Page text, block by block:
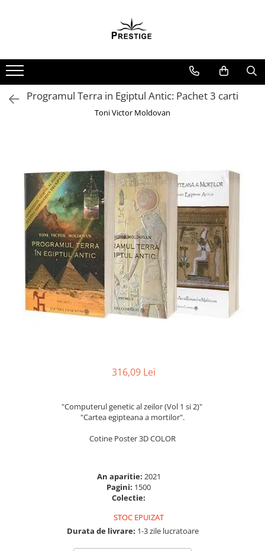
Noutati
Promotii
Pachete Speciale Carti
Spiritualitate - Ezoterism
Chiromantie
Dezvoltare Spirituala
KidConnection
Minte Corp
New Illuminati Files
Numerologie
Paranormal
Parapsihologie
ScienceConnection
Programul Terra in Egiptul Antic: Pachet 3 carti
Toni Victor Moldovan
316,09 Lei
"Computerul genetic al zeilor (Vol 1 si 2)"
"Cartea egipteana a mortilor".
Cotine Poster 3D COLOR
An aparitie: 2021
Pagini: 1500
Colectie:
STOC EPUIZAT
Durata de livrare: 1-3 zile lucratoare